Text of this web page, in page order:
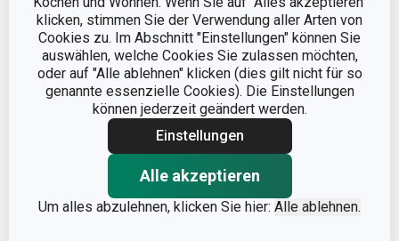
klicken, stimmen Sie der Verwendung aller Arten von
Cookies zu. Im Abschnitt "Einstellungen" können Sie
auswählen, welche Cookies Sie zulassen möchten,
oder auf "Alle ablehnen" klicken (dies gilt nicht für so
genannte essenzielle Cookies). Die Einstellungen
können jederzeit geändert werden.
Einstellungen
Alle akzeptieren
Um alles abzulehnen, klicken Sie hier: Alle ablehnen.
PRODUKTLINIE TAVERNE
SPÜLMASCHINE Ja
8592973126174
GARANTIE (IN JAHREN)